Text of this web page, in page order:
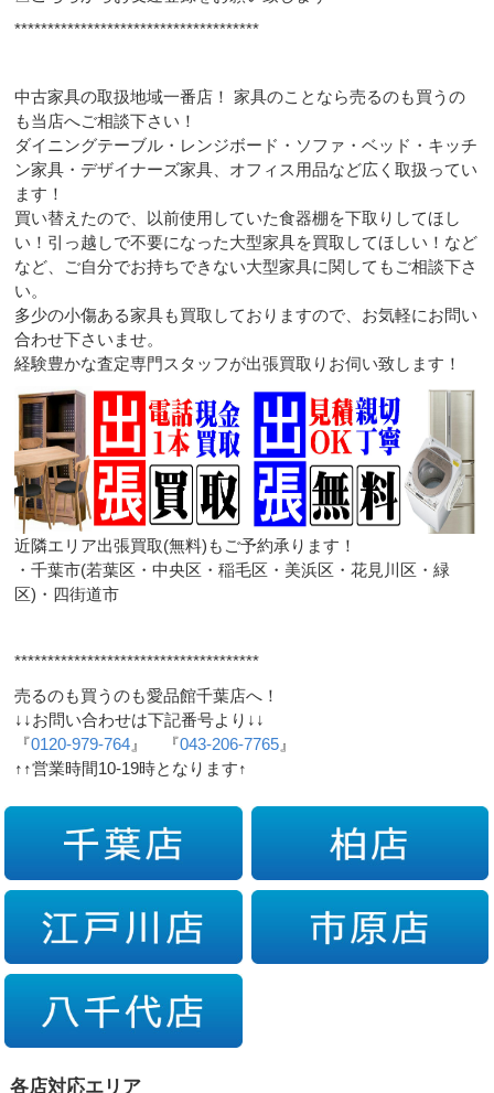
*************************************
中古家具の取扱地域一番店！ 家具のことなら売るのも買うの
も当店へご相談下さい！
ダイニングテーブル・レンジボード・ソファ・ベッド・キッチ
ン家具・デザイナーズ家具、オフィス用品など広く取扱ってい
ます！
買い替えたので、以前使用していた食器棚を下取りしてほし
い！引っ越しで不要になった大型家具を買取してほしい！など
など、ご自分でお持ちできない大型家具に関してもご相談下さ
い。
多少の小傷ある家具も買取しておりますので、お気軽にお問い
合わせ下さいませ。
経験豊かな査定専門スタッフが出張買取りお伺い致します！
近隣エリア出張買取(無料)もご予約承ります！
・千葉市(若葉区・中央区・稲毛区・美浜区・花見川区・緑
区)・四街道市
*************************************
売るのも買うのも愛品館千葉店へ！
↓↓お問い合わせは下記番号より↓↓
『0120-979-764 』 『043-206-7765 』
↑↑営業時間10-19時となります↑
各店対応エリア